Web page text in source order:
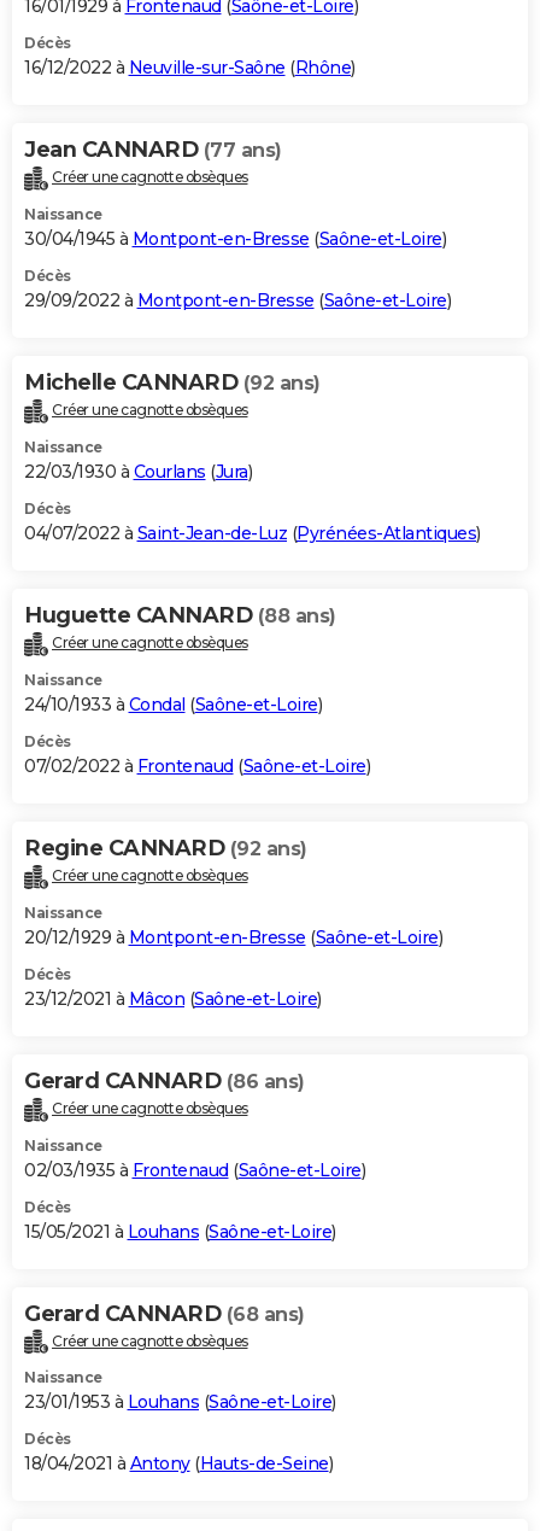
16/01/1929 à Frontenaud (Saône-et-Loire)
Décès
16/12/2022 à Neuville-sur-Saône (Rhône)
Jean CANNARD (77 ans)
Créer une cagnotte obsèques
Naissance
30/04/1945 à Montpont-en-Bresse (Saône-et-Loire)
Décès
29/09/2022 à Montpont-en-Bresse (Saône-et-Loire)
Michelle CANNARD (92 ans)
Créer une cagnotte obsèques
Naissance
22/03/1930 à Courlans (Jura)
Décès
04/07/2022 à Saint-Jean-de-Luz (Pyrénées-Atlantiques)
Huguette CANNARD (88 ans)
Créer une cagnotte obsèques
Naissance
24/10/1933 à Condal (Saône-et-Loire)
Décès
07/02/2022 à Frontenaud (Saône-et-Loire)
Regine CANNARD (92 ans)
Créer une cagnotte obsèques
Naissance
20/12/1929 à Montpont-en-Bresse (Saône-et-Loire)
Décès
23/12/2021 à Mâcon (Saône-et-Loire)
Gerard CANNARD (86 ans)
Créer une cagnotte obsèques
Naissance
02/03/1935 à Frontenaud (Saône-et-Loire)
Décès
15/05/2021 à Louhans (Saône-et-Loire)
Gerard CANNARD (68 ans)
Créer une cagnotte obsèques
Naissance
23/01/1953 à Louhans (Saône-et-Loire)
Décès
18/04/2021 à Antony(Hauts-de-Seine)